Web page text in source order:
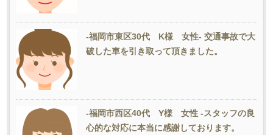
-福岡市東区30代 K様 女性- 交通事故で大
破した車を引き取って頂きました。
-福岡市西区40代 Y様 女性 -スタッフの良
心的な対応に本当に感謝しております。